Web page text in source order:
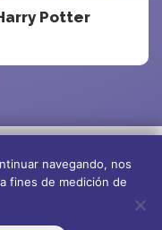
Potter
navegando, nos
fines de medición de